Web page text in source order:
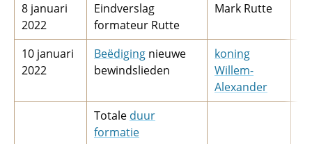
8 januari
2022
Eindverslag
formateur Rutte
Mark Rutte
10 januari
2022
Beëdiging nieuwe
bewindslieden
koning
Willem-
Alexander
Totale duur
formatie